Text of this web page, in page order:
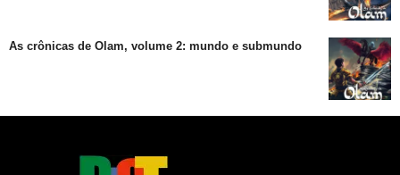
As crônicas de Olam, volume 2: mundo e submundo